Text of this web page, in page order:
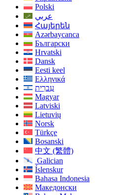
Polski
عربي
Հայերեն
Azərbaycanca
Български
Hrvatski
Dansk
Eesti keel
Ελληνικά
עִברִית
Magyar
Latviski
Lietuvių
Norsk
Türkçe
Bosanski
中文 (繁體)
Galician
Íslenskur
Bahasa Indonesia
Македонски